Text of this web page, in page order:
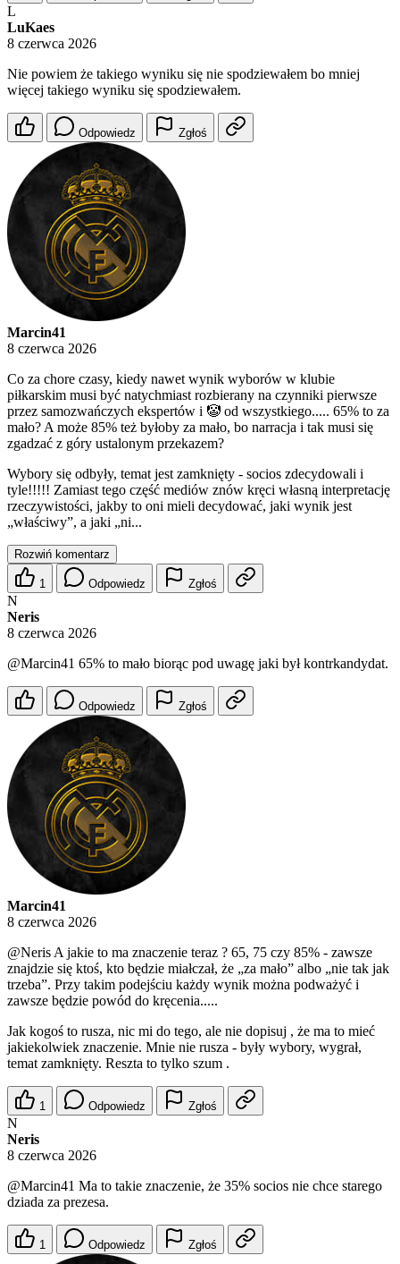
L
LuKaes
8 czerwca 2026
Nie powiem że takiego wyniku się nie spodziewałem bo mniej
więcej takiego wyniku się spodziewałem.
Odpowiedz Zgłoś
Marcin41
8 czerwca 2026
Co za chore czasy, kiedy nawet wynik wyborów w klubie
piłkarskim musi być natychmiast rozbierany na czynniki pierwsze
przez samozwańczych ekspertów i 🤡 od wszystkiego..... 65% to za
mało? A może 85% też byłoby za mało, bo narracja i tak musi się
zgadzać z góry ustalonym przekazem?
Wybory się odbyły, temat jest zamknięty - socios zdecydowali i
tyle!!!!! Zamiast tego część mediów znów kręci własną interpretację
rzeczywistości, jakby to oni mieli decydować, jaki wynik jest
„właściwy”, a jaki „ni...
Rozwiń komentarz
1 Odpowiedz Zgłoś
N
Neris
8 czerwca 2026
@Marcin41 65% to mało biorąc pod uwagę jaki był kontrkandydat.
Odpowiedz Zgłoś
Marcin41
8 czerwca 2026
@Neris A jakie to ma znaczenie teraz ? 65, 75 czy 85% - zawsze
znajdzie się ktoś, kto będzie miałczał, że „za mało” albo „nie tak jak
trzeba”. Przy takim podejściu każdy wynik można podważyć i
zawsze będzie powód do kręcenia.....
Jak kogoś to rusza, nic mi do tego, ale nie dopisuj , że ma to mieć
jakiekolwiek znaczenie. Mnie nie rusza - były wybory, wygrał,
temat zamknięty. Reszta to tylko szum .
1 Odpowiedz Zgłoś
N
Neris
8 czerwca 2026
@Marcin41 Ma to takie znaczenie, że 35% socios nie chce starego
dziada za prezesa.
1 Odpowiedz Zgłoś